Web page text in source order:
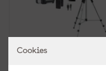
Cookies